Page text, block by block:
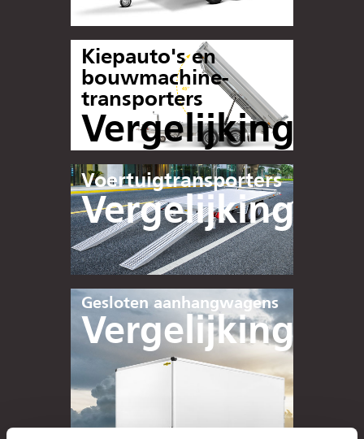
Kiepauto's en
bouwmachine-
transporters
Vergelijking
Voertuigtransporters
Vergelijking
Gesloten aanhangwagens
Vergelijking